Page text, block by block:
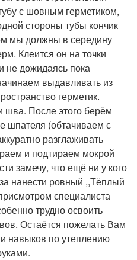
с шовным герметиком,
стороны тубы кончик
мы должны в середину
Клеится он на точки
не дожидаясь пока
выдавливать из
герметик.
шва. После этого берём
шпателя (обтачиваем с
разглаживать
и подтираем мокрой
замечу, что ещё ни у кого
нанести ровный ,,Тёплый
специалиста
трудно освоить
Остаётся пожелать Вам
навыков по утеплению